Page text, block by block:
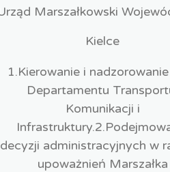
Kielce
1.Kierowanie i
Departamentu
Komunikacji i
decyzji administracyjnych w
upoważnień Marszałka